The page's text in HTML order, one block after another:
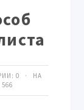
0 · НА
566